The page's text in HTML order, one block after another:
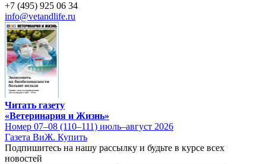
+7 (495) 925 06 34
info@vetandlife.ru
Читать газету
«Ветеринария и Жизнь»
Номер 07–08 (110–111) июль–август 2026
Газета ВиЖ. Купить
Подпишитесь на нашу рассылку и будьте в курсе всех
новостей